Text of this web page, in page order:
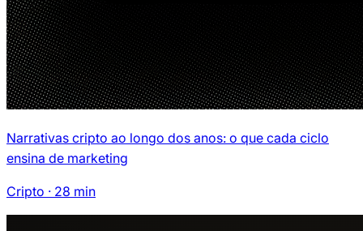
Narrativas cripto ao longo dos anos: o que cada ciclo
ensina de marketing
Cripto · 28 min